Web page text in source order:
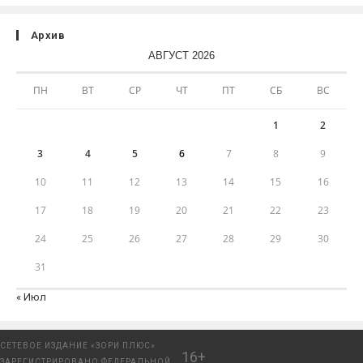
Архив
АВГУСТ 2026
ПН ВТ СР ЧТ ПТ СБ ВС
1 2
3 4 5 6 7 8 9
10 11 12 13 14 15 16
17 18 19 20 21 22 23
24 25 26 27 28 29 30
31
« Июл
СЕТЕВОЕ ИЗДАНИЕ «ЗОРИ ПЛЮС»
16+